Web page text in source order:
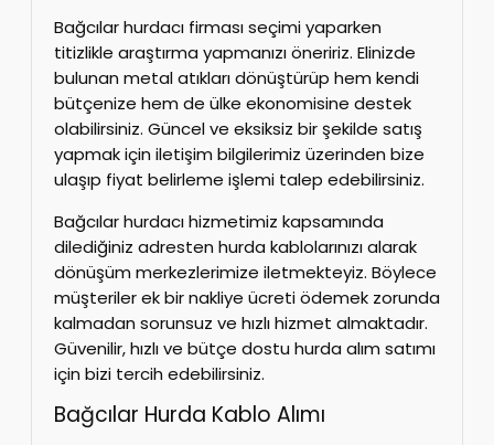
Bağcılar hurdacı firması seçimi yaparken
titizlikle araştırma yapmanızı öneririz. Elinizde
bulunan metal atıkları dönüştürüp hem kendi
bütçenize hem de ülke ekonomisine destek
olabilirsiniz. Güncel ve eksiksiz bir şekilde satış
yapmak için iletişim bilgilerimiz üzerinden bize
ulaşıp fiyat belirleme işlemi talep edebilirsiniz.
Bağcılar hurdacı hizmetimiz kapsamında
dilediğiniz adresten hurda kablolarınızı alarak
dönüşüm merkezlerimize iletmekteyiz. Böylece
müşteriler ek bir nakliye ücreti ödemek zorunda
kalmadan sorunsuz ve hızlı hizmet almaktadır.
Güvenilir, hızlı ve bütçe dostu hurda alım satımı
için bizi tercih edebilirsiniz.
Bağcılar Hurda Kablo Alımı